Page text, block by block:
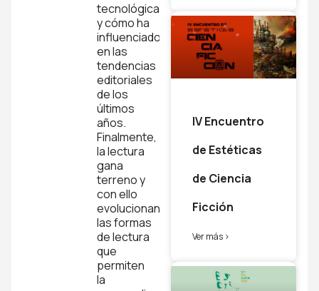
tecnológica
y cómo ha
influenciado
en las
tendencias
editoriales
de los
últimos
años.
Finalmente,
la lectura
gana
terreno y
con ello
evolucionan
las formas
de lectura
que
permiten
la
IV Encuentro
de Estéticas
de Ciencia
Ficción
Ver más >